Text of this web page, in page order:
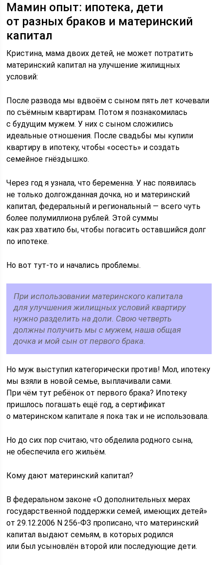
Мамин опыт: ипотека, дети
от разных браков и материнский
капитал
Кристина, мама двоих детей, не может потратить
материнский капитал на улучшение жилищных
условий:
После развода мы вдвоём с сыном пять лет кочевали
по съёмным квартирам. Потом я познакомилась
с будущим мужем. У них с сыном сложились
идеальные отношения. После свадьбы мы купили
квартиру в ипотеку, чтобы «осесть» и создать
семейное гнёздышко.
Через год я узнала, что беременна. У нас появилась
не только долгожданная дочка, но и материнский
капитал, федеральный и региональный — всего чуть
более полумиллиона рублей. Этой суммы
как раз хватило бы, чтобы погасить оставшийся долг
по ипотеке.
Но вот тут-то и начались проблемы.
При использовании материнского капитала
для улучшения жилищных условий квартиру
нужно разделить на доли. Свою четверть
должны получить мы с мужем, наша общая
дочка и мой сын от первого брака.
Но муж выступил категорически против! Мол, ипотеку
мы взяли в новой семье, выплачивали сами.
При чём тут ребёнок от первого брака? Ипотеку
пришлось погашать ещё год, а сертификат
о материнском капитале я пока так и не использовала.
Но до сих пор считаю, что обделила родного сына,
не обеспечила его жильём.
Кому дают материнский капитал?
В федеральном законе «О дополнительных мерах
государственной поддержки семей, имеющих детей»
от 29.12.2006 N 256-ФЗ прописано, что материнский
капитал выдают семьям, в которых родился
или был усыновлён второй или последующие дети.